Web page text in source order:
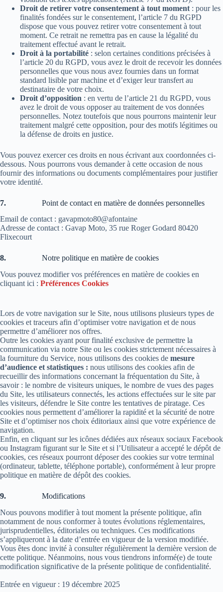
Droit de retirer votre consentement à tout moment : pour les
finalités fondées sur le consentement, l’article 7 du RGPD
dispose que vous pouvez retirer votre consentement à tout
moment. Ce retrait ne remettra pas en cause la légalité du
traitement effectué avant le retrait.
Droit à la portabilité : selon certaines conditions précisées à
l’article 20 du RGPD, vous avez le droit de recevoir les données
personnelles que vous nous avez fournies dans un format
standard lisible par machine et d’exiger leur transfert au
destinataire de votre choix.
Droit d’opposition : en vertu de l’article 21 du RGPD, vous
avez le droit de vous opposer au traitement de vos données
personnelles. Notez toutefois que nous pourrons maintenir leur
traitement malgré cette opposition, pour des motifs légitimes ou
la défense de droits en justice.
Vous pouvez exercer ces droits en nous écrivant aux coordonnées ci-
dessous. Nous pourrons vous demander à cette occasion de nous
fournir des informations ou documents complémentaires pour justifier
votre identité.
7. Point de contact en matière de données personnelles
Email de contact : gavapmoto80@afontaine
Adresse de contact : Gavap Moto, 35 rue Roger Godard 80420
Flixecourt
8. Notre politique en matière de cookies
Vous pouvez modifier vos préférences en matière de cookies en
cliquant ici : Préférences Cookies
Lors de votre navigation sur le Site, nous utilisons plusieurs types de
cookies et traceurs afin d’optimiser votre navigation et de nous
permettre d’améliorer nos offres.
Outre les cookies ayant pour finalité exclusive de permettre la
communication via notre Site ou les cookies strictement nécessaires à
la fourniture du Service, nous utilisons des cookies de mesure
d’audience et statistiques : nous utilisons des cookies afin de
recueillir des informations concernant la fréquentation du Site, à
savoir : le nombre de visiteurs uniques, le nombre de vues des pages
du Site, les utilisateurs connectés, les actions effectuées sur le site par
les visiteurs, défendre le Site contre les tentatives de piratage. Ces
cookies nous permettent d’améliorer la rapidité et la sécurité de notre
Site et d’optimiser nos choix éditoriaux ainsi que votre expérience de
navigation.
Enfin, en cliquant sur les icônes dédiées aux réseaux sociaux Facebook
ou Instagram figurant sur le Site et si l’Utilisateur a accepté le dépôt de
cookies, ces réseaux pourront déposer des cookies sur votre terminal
(ordinateur, tablette, téléphone portable), conformément à leur propre
politique en matière de dépôt des cookies.
9. Modifications
Nous pouvons modifier à tout moment la présente politique, afin
notamment de nous conformer à toutes évolutions réglementaires,
jurisprudentielles, éditoriales ou techniques. Ces modifications
s’appliqueront à la date d’entrée en vigueur de la version modifiée.
Vous êtes donc invité à consulter régulièrement la dernière version de
cette politique. Néanmoins, nous vous tiendrons informé(e) de toute
modification significative de la présente politique de confidentialité.
Entrée en vigueur : 19 décembre 2025